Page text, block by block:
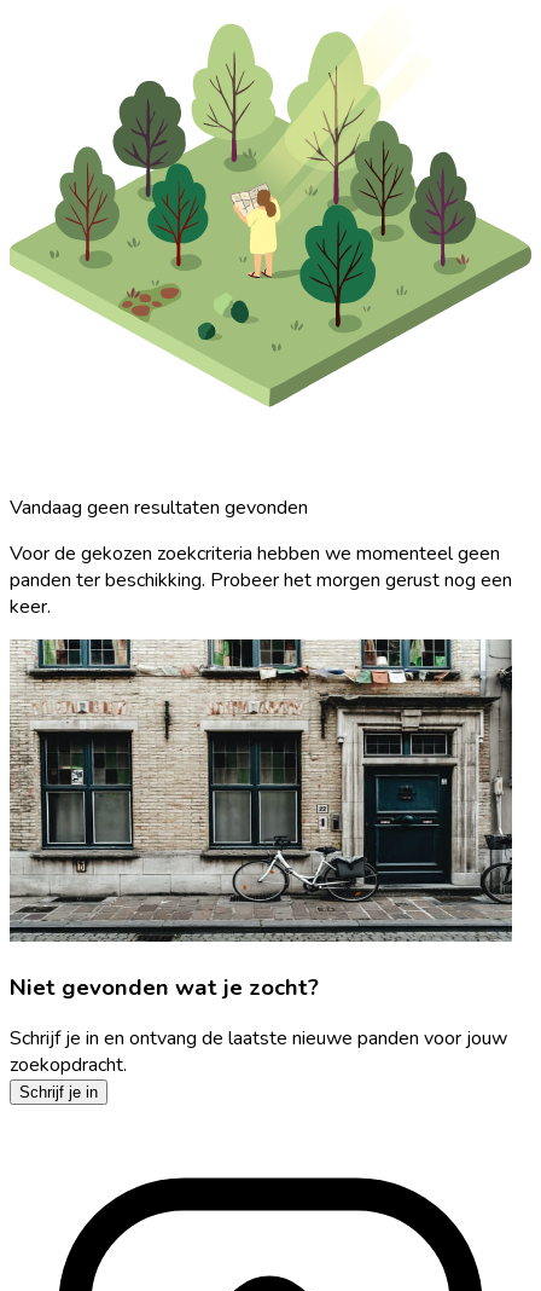
Vandaag geen resultaten gevonden
Voor de gekozen zoekcriteria hebben we momenteel geen
panden ter beschikking. Probeer het morgen gerust nog een
keer.
Niet gevonden wat je zocht?
Schrijf je in en ontvang de laatste nieuwe panden voor jouw
zoekopdracht.
Schrijf je in